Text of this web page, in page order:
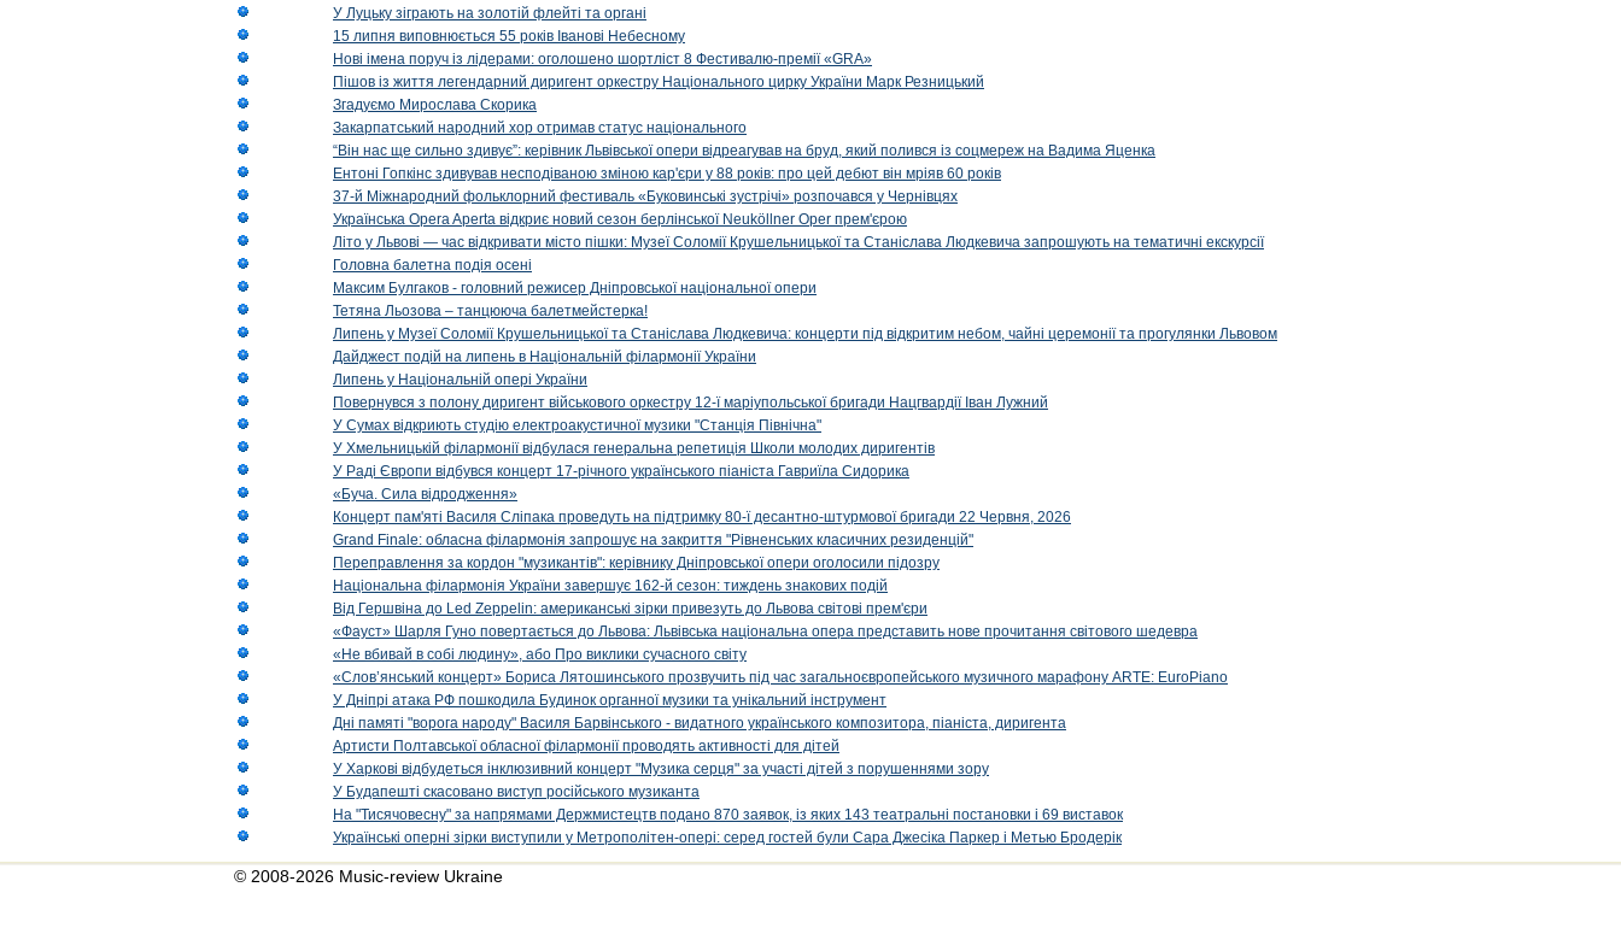
У Луцьку зіграють на золотій флейті та органі
15 липня виповнюється 55 років Іванові Небесному
Нові імена поруч із лідерами: оголошено шортліст 8 Фестивалю-премії «GRA»
Пішов із життя легендарний диригент оркестру Національного цирку України Марк Резницький
Згадуємо Мирослава Скорика
Закарпатський народний хор отримав статус національного
“Він нас ще сильно здивує”: керівник Львівської опери відреагував на бруд, який полився із соцмереж на Вадима Яценка
Ентоні Гопкінс здивував несподіваною зміною кар'єри у 88 років: про цей дебют він мріяв 60 років
37-й Міжнародний фольклорний фестиваль «Буковинські зустрічі» розпочався у Чернівцях
Українська Opera Aperta відкриє новий сезон берлінської Neuköllner Oper прем'єрою
Літо у Львові — час відкривати місто пішки: Музеї Соломії Крушельницької та Станіслава Людкевича запрошують на тематичні екскурсії
Головна балетна подія осені
Максим Булгаков - головний режисер Дніпровської національної опери
Тетяна Льозова – танцююча балетмейстерка!
Липень у Музеї Соломії Крушельницької та Станіслава Людкевича: концерти під відкритим небом, чайні церемонії та прогулянки Львовом
Дайджест подій на липень в Національній філармонії України
Липень у Національній опері України
Повернувся з полону диригент військового оркестру 12-ї маріупольської бригади Нацгвардії Іван Лужний
У Сумах відкриють студію електроакустичної музики "Станція Північна"
У Хмельницькій філармонії відбулася генеральна репетиція Школи молодих диригентів
У Раді Європи відбувся концерт 17-річного українського піаніста Гавриїла Сидорика
«Буча. Сила відродження»
Концерт пам'яті Василя Сліпака проведуть на підтримку 80-ї десантно-штурмової бригади 22 Червня, 2026
Grand Finale: обласна філармонія запрошує на закриття "Рівненських класичних резиденцій"
Переправлення за кордон "музикантів": керівнику Дніпровської опери оголосили підозру
Національна філармонія України завершує 162-й сезон: тиждень знакових подій
Від Гершвіна до Led Zeppelin: американські зірки привезуть до Львова світові прем'єри
«Фауст» Шарля Гуно повертається до Львова: Львівська національна опера представить нове прочитання світового шедевра
«Не вбивай в собі людину», або Про виклики сучасного світу
«Слов’янський концерт» Бориса Лятошинського прозвучить під час загальноєвропейського музичного марафону ARTE: EuroPiano
У Дніпрі атака РФ пошкодила Будинок органної музики та унікальний інструмент
Дні памяті "ворога народу" Василя Барвінського - видатного українського композитора, піаніста, диригента
Артисти Полтавської обласної філармонії проводять активності для дітей
У Харкові відбудеться інклюзивний концерт "Музика серця" за участі дітей з порушеннями зору
У Будапешті скасовано виступ російського музиканта
На "Тисячовесну" за напрямами Держмистецтв подано 870 заявок, із яких 143 театральні постановки і 69 виставок
Українські оперні зірки виступили у Метрополітен-опері: серед гостей були Сара Джесіка Паркер і Метью Бродерік
© 2008-2026 Music-review Ukraine